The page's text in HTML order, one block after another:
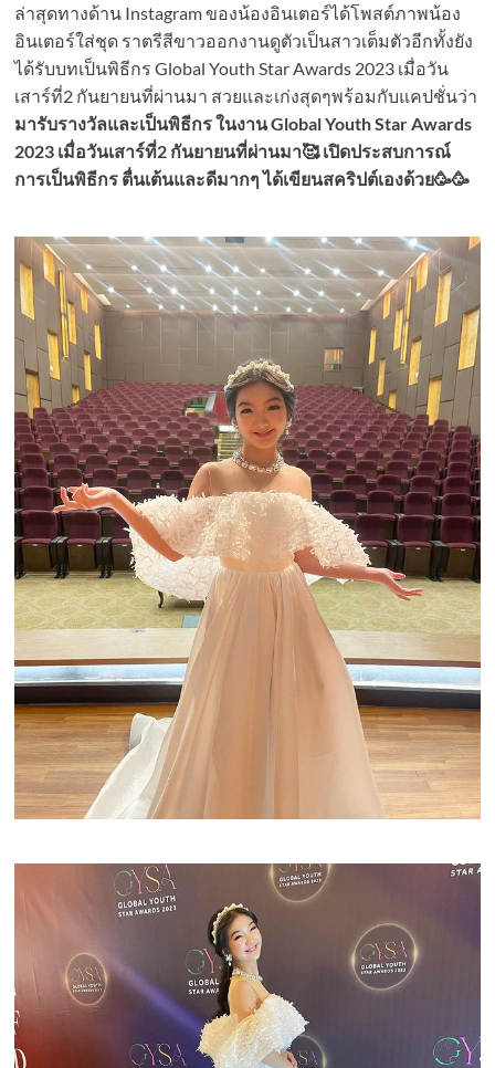
ล่าสุดทางด้าน Instagram ของน้องอินเตอร์ได้โพสต์ภาพน้อง
อินเตอร์ใส่ชุด ราตรีสีขาวออกงานดูตัวเป็นสาวเต็มตัวอีกทั้งยัง
ได้รับบทเป็นพิธีกร Global Youth Star Awards 2023 เมื่อวัน
เสาร์ที่2 กันยายนที่ผ่านมา สวยและเก่งสุดๆพร้อมกับแคปชั่นว่า
มารับรางวัลและเป็นพิธีกร ในงาน Global Youth Star Awards
2023 เมื่อวันเสาร์ที่2 กันยายนที่ผ่านมา🥰 เปิดประสบการณ์
การเป็นพิธีกร ตื่นเต้นและดีมากๆ ได้เขียนสคริปต์เองด้วย🥳🥳